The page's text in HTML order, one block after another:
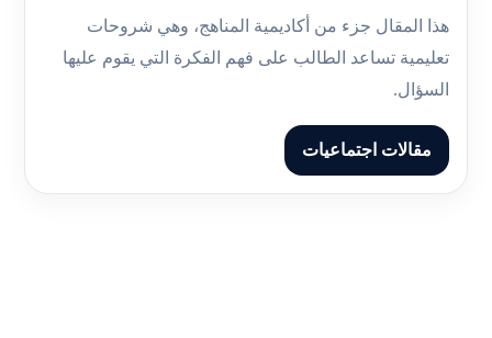
هذا المقال جزء من أكاديمية المناهج، وهي شروحات
تعليمية تساعد الطالب على فهم الفكرة التي يقوم عليها
السؤال.
مقالات اجتماعيات